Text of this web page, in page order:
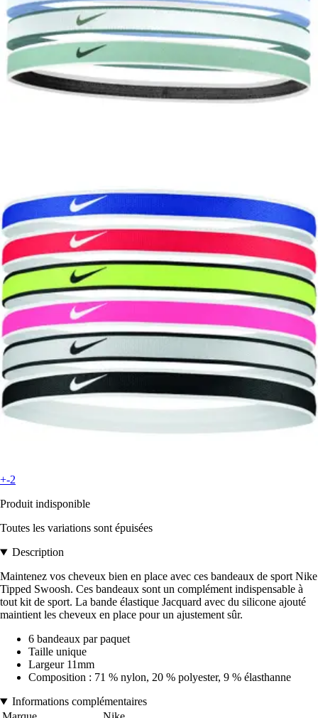
+-2
Produit indisponible
Toutes les variations sont épuisées
Description
Maintenez vos cheveux bien en place avec ces bandeaux de sport Nike
Tipped Swoosh. Ces bandeaux sont un complément indispensable à
tout kit de sport. La bande élastique Jacquard avec du silicone ajouté
maintient les cheveux en place pour un ajustement sûr.
6 bandeaux par paquet
Taille unique
Largeur 11mm
Composition : 71 % nylon, 20 % polyester, 9 % élasthanne
Informations complémentaires